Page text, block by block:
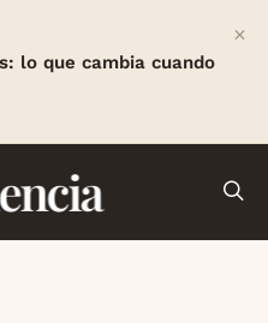
lo que cambia cuando
×